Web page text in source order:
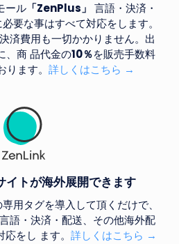
ール「ZenPlus」 言語・決済・
要な事はすべて対応をします。
済費用も一切かかりません。出
、商 品代金の10％を販売手数料
ます。 詳しくはこちら →
イトが海外展開できます
用タグを導入して頂くだけで、
語・決済・配送、その他海外配
をし ます。 詳しくはこちら →